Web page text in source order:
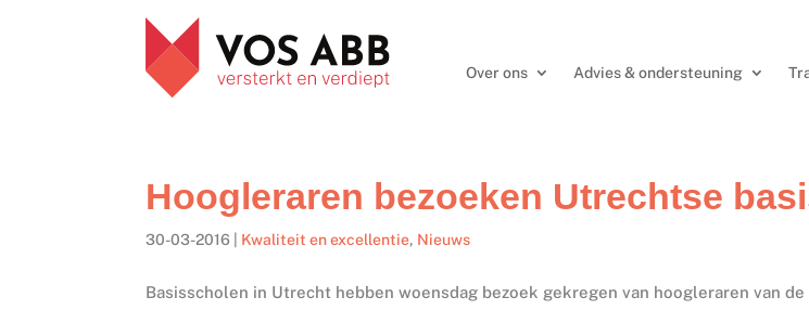
Over ons Advies & ondersteuning
Hoogleraren bezoeken Utrechtse
30-03-2016 Kwaliteit en excellentie, Nieuws
Basisscholen in Utrecht hebben woensdag bezoek gekregen van hoogleraren van